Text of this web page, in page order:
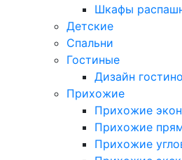
Шкафы
Детские
Спальни
Гостиные
Дизайн
Прихожие
Прихожие
Прихожие
Прихожие